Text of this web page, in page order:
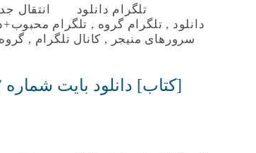
تلگرام دانلود انتقال
دانلود , تلگرام گروه , تلگرام
سرورهای منیجر
, کانال تلگرام ,